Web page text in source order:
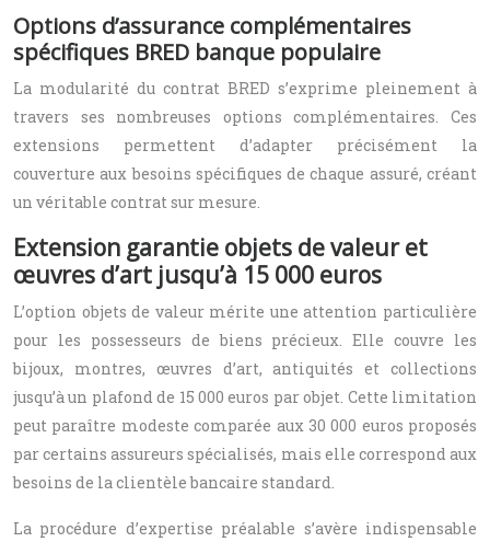
Options d’assurance complémentaires
spécifiques BRED banque populaire
La modularité du contrat BRED s’exprime pleinement à
travers ses nombreuses options complémentaires. Ces
extensions permettent d’adapter précisément la
couverture aux besoins spécifiques de chaque assuré, créant
un véritable contrat sur mesure.
Extension garantie objets de valeur et
œuvres d’art jusqu’à 15 000 euros
L’option objets de valeur mérite une attention particulière
pour les possesseurs de biens précieux. Elle couvre les
bijoux, montres, œuvres d’art, antiquités et collections
jusqu’à un plafond de 15 000 euros par objet. Cette limitation
peut paraître modeste comparée aux 30 000 euros proposés
par certains assureurs spécialisés, mais elle correspond aux
besoins de la clientèle bancaire standard.
La procédure d’expertise préalable s’avère indispensable